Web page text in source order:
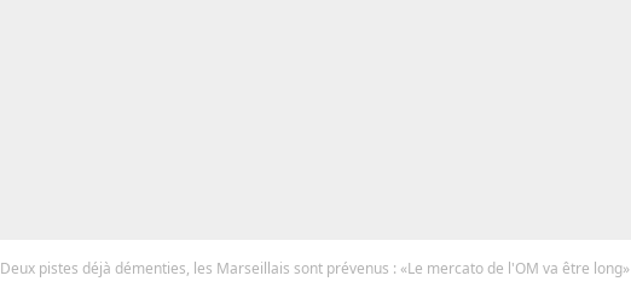
Deux pistes déjà démenties, les Marseillais sont prévenus : «Le mercato de l'OM va être long»